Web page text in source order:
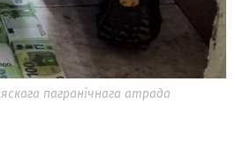
пагранічнага атрада